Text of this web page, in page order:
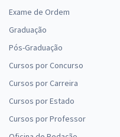
Exame de Ordem
Graduação
Pós-Graduação
Cursos por Concurso
Cursos por Carreira
Cursos por Estado
Cursos por Professor